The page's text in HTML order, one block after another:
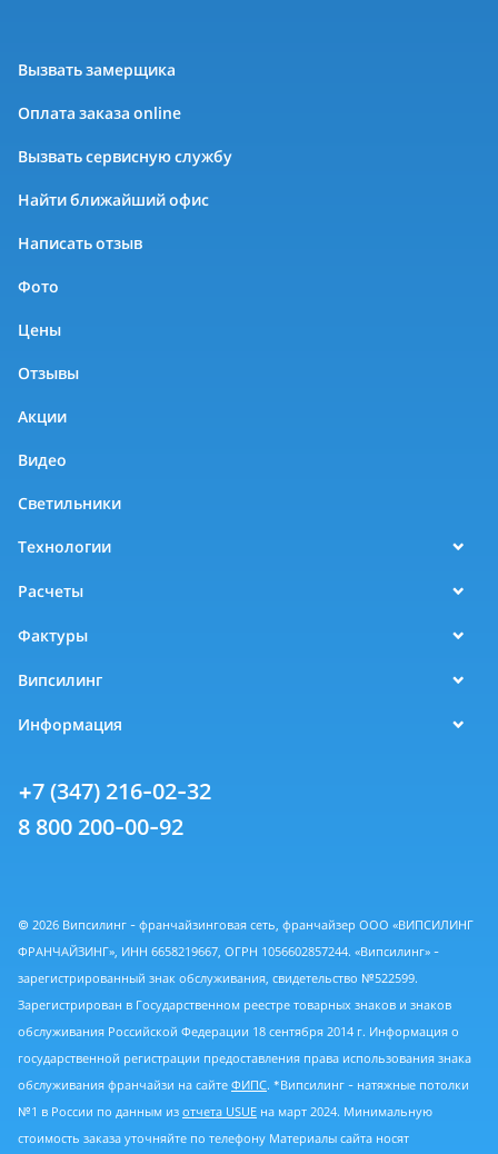
Вызвать замерщика
Оплата заказа online
Вызвать сервисную службу
Найти ближайший офис
Написать отзыв
Фото
Цены
Отзывы
Акции
Видео
Светильники
Технологии
Расчеты
Фактуры
Випсилинг
Информация
+7 (347) 216-02-32
8 800 200-00-92
© 2026 Випсилинг - франчайзинговая сеть, франчайзер ООО «ВИПСИЛИНГ
ФРАНЧАЙЗИНГ», ИНН 6658219667, ОГРН 1056602857244. «Випсилинг» -
зарегистрированный знак обслуживания, свидетельство №522599.
Зарегистрирован в Государственном реестре товарных знаков и знаков
обслуживания Российской Федерации 18 сентября 2014 г. Информация о
государственной регистрации предоставления права использования знака
обслуживания франчайзи на сайте ФИПС. *Випсилинг - натяжные потолки
№1 в России по данным из отчета USUE на март 2024. Минимальную
стоимость заказа уточняйте по телефону Материалы сайта носят